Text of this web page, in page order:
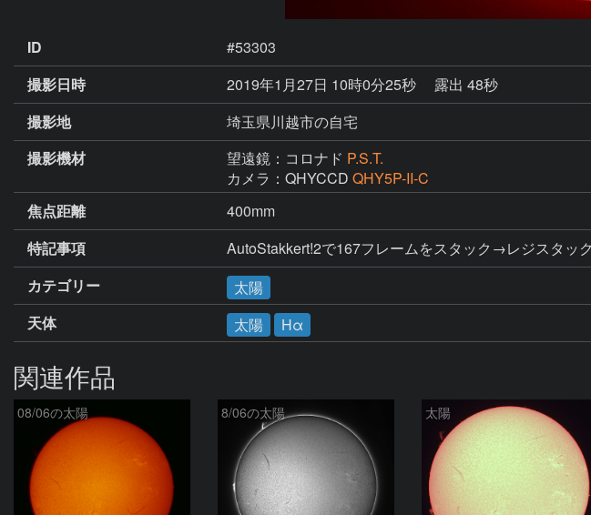
ID
#53303
撮影日時
2019年1月27日 10時0分25秒
露出 48秒
撮影地
埼玉県川越市の自宅
撮影機材
望遠鏡：コロナド P.S.T.
カメラ：QHYCCD QHY5P-II-C
焦点距離
400mm
特記事項
AutoStakkert!2で167フレームをスタック→レジスタッ
カテゴリー
太陽
天体
太陽 Hα
関連作品
08/06の太陽 8/06の太陽 太陽